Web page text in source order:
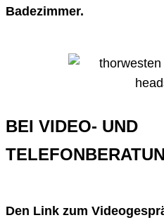
Badezimmer.
BEI VIDEO- UND
Den Link zum